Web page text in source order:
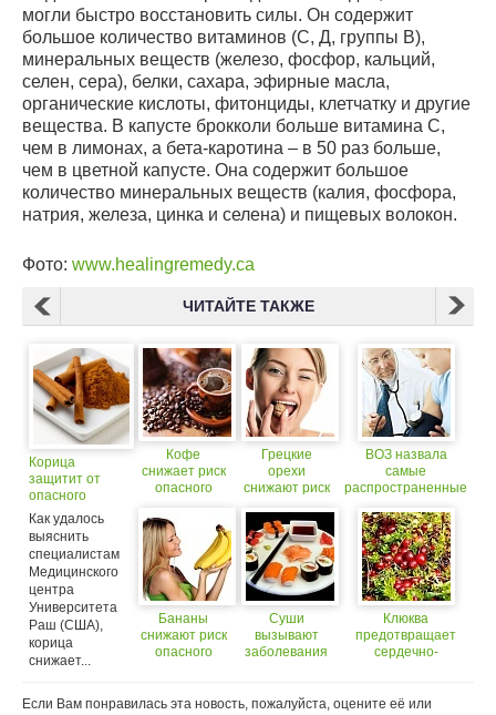
могли быстро восстановить силы. Он содержит
большое количество витаминов (С, Д, группы В),
минеральных веществ (железо, фосфор, кальций,
селен, сера), белки, сахара, эфирные масла,
органические кислоты, фитонциды, клетчатку и другие
вещества. В капусте брокколи больше витамина С,
чем в лимонах, а бета-каротина – в 50 раз больше,
чем в цветной капусте. Она содержит большое
количество минеральных веществ (калия, фосфора,
натрия, железа, цинка и селена) и пищевых волокон.
Фото: www.healingremedy.ca
ЧИТАЙТЕ ТАКЖЕ
Корица
защитит от
опасного
заболевания
Как удалось
выяснить
специалистам
Медицинского
центра
Университета
Раш (США),
корица
снижает...
Кофе
снижает риск
опасного
Бананы
снижают риск
опасного
Грецкие
орехи
снижают риск
заболевания
Суши
вызывают
заболевания
ВОЗ назвала
самые
распространенные
Клюква
предотвращает
сердечно-
Если Вам понравилась эта новость, пожалуйста, оцените её или